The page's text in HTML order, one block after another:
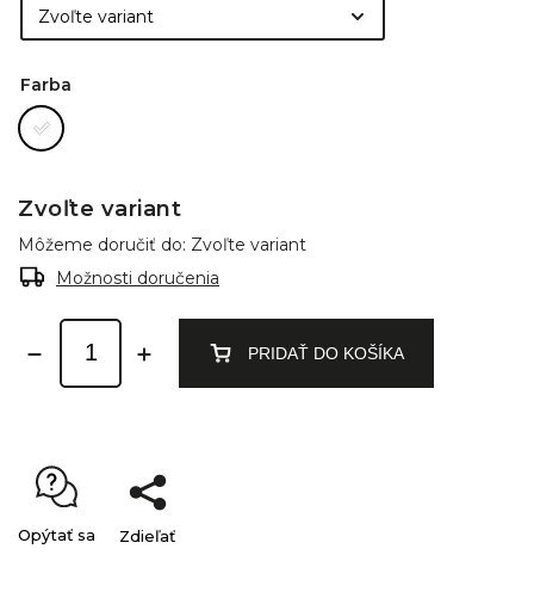
Farba
Zvoľte variant
Môžeme doručiť do: Zvoľte variant
Možnosti doručenia
PRIDAŤ DO KOŠÍKA
Opýtať sa Zdieľať